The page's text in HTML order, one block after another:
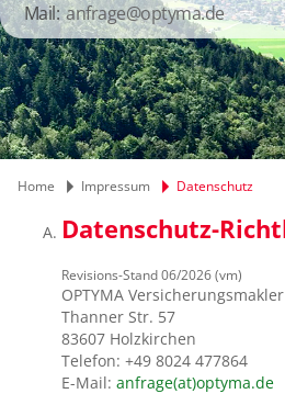
anfrage@optyma.de
Home Impressum Datenschutz
Datenschutz-
Revisions-Stand 06/2026 (vm)
OPTYMA
Thanner Str. 57
83607 Holzkirchen
Telefon: +49 8024 477864
E-Mail: anfrage(at)optyma.de